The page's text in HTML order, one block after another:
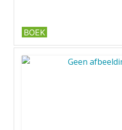
✔ Niveau MBO 3-4
✔ Full colour
BOEK